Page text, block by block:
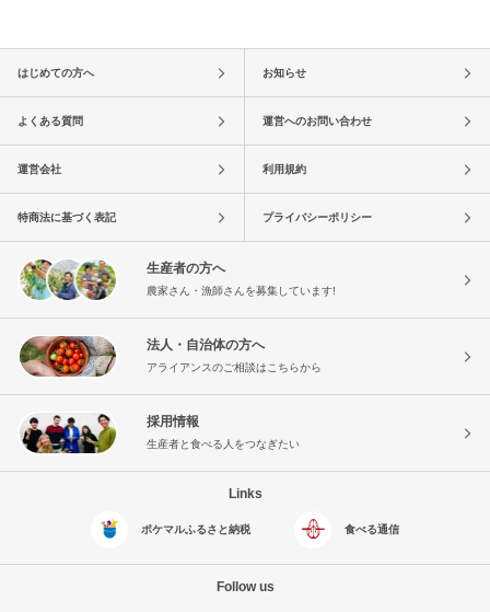
はじめての方へ お知らせ
よくある質問 運営へのお問い合わせ
運営会社 利用規約
特商法に基づく表記 プライバシーポリシー
生産者の方へ
農家さん・漁師さんを募集しています!
法人・自治体の方へ
アライアンスのご相談はこちらから
採用情報
生産者と食べる人をつなぎたい
Links
ポケマルふるさと納税 食べる通信
Follow us